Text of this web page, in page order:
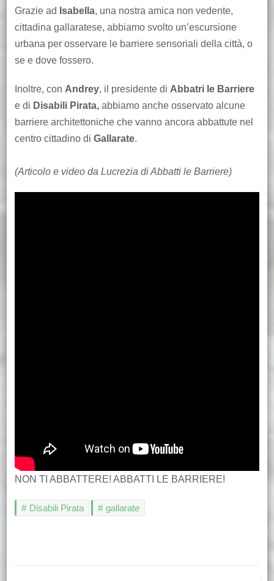
Grazie ad Isabella, una nostra amica non vedente,
cittadina gallaratese, abbiamo svolto un’escursione
urbana per osservare le barriere sensoriali della città, o
se e dove fossero.
Inoltre, con Andrey, il presidente di Abbatri le Barriere
e di Disabili Pirata,abbiamo anche osservato alcune
barriere architettoniche che vanno ancora abbattute nel
centro cittadino di Gallarate.
(Articolo e video da Lucrezia di Abbatti le Barriere)
NON TI ABBATTERE! ABBATTI LE BARRIERE!
Disabili Pirata gallarate